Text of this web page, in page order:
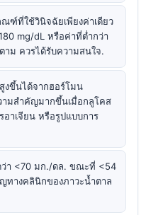
ณฑ์ที่ใช้วินิจฉัยเพียงค่าเดียว
mg/dL หรือค่าที่ต่ำกว่า
าม ควรได้รับความสนใจ.
งขึ้นได้จากฮอร์โมน
มสำคัญมากขึ้นเมื่อกลูโคส
าเจียน หรือรูปแบบการ
า <70 มก./ดล. ขณะที่ <54
างคลินิกของภาวะน้ำตาล